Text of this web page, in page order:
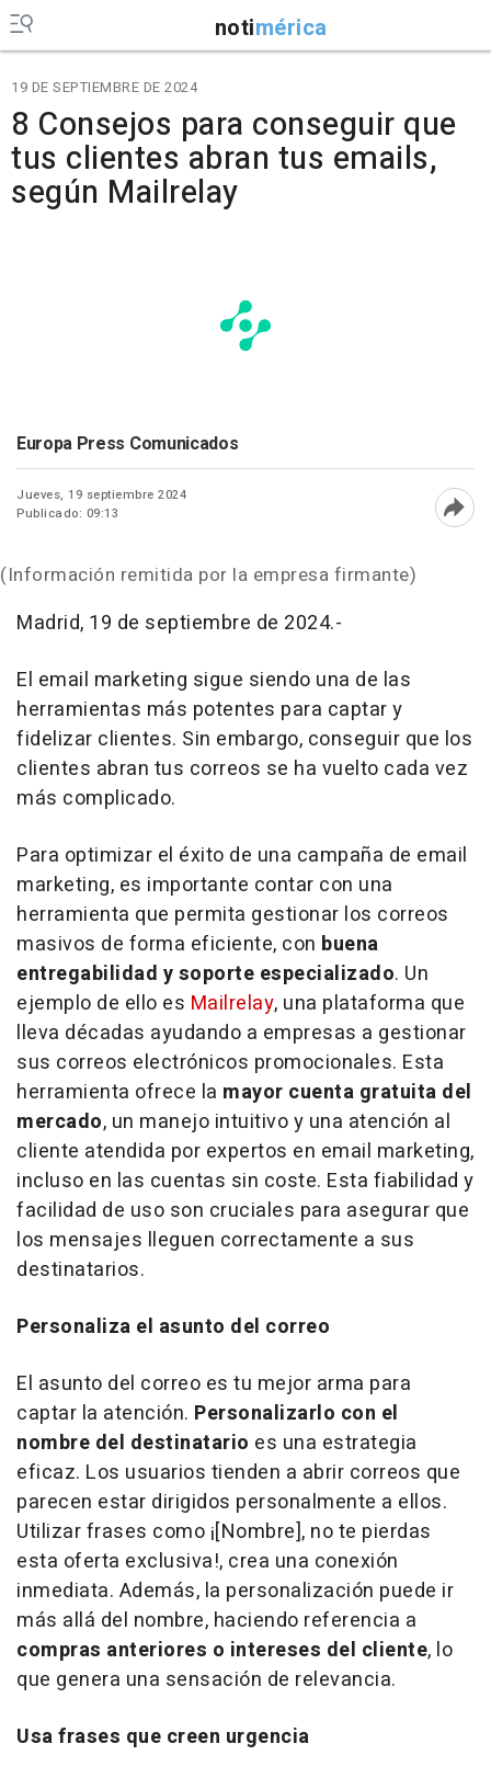
notimérica
19 DE SEPTIEMBRE DE 2024
8 Consejos para conseguir que
tus clientes abran tus emails,
según Mailrelay
Europa Press Comunicados
Jueves, 19 septiembre 2024
Publicado: 09:13
(Información remitida por la empresa firmante)
Madrid, 19 de septiembre de 2024.-
El email marketing sigue siendo una de las
herramientas más potentes para captar y
fidelizar clientes. Sin embargo, conseguir que los
clientes abran tus correos se ha vuelto cada vez
más complicado.
Para optimizar el éxito de una campaña de email
marketing, es importante contar con una
herramienta que permita gestionar los correos
masivos de forma eficiente, con buena
entregabilidad y soporte especializado. Un
ejemplo de ello es Mailrelay, una plataforma que
lleva décadas ayudando a empresas a gestionar
sus correos electrónicos promocionales. Esta
herramienta ofrece la mayor cuenta gratuita del
mercado, un manejo intuitivo y una atención al
cliente atendida por expertos en email marketing,
incluso en las cuentas sin coste. Esta fiabilidad y
facilidad de uso son cruciales para asegurar que
los mensajes lleguen correctamente a sus
destinatarios.
Personaliza el asunto del correo
El asunto del correo es tu mejor arma para
captar la atención. Personalizarlo con el
nombre del destinatario es una estrategia
eficaz. Los usuarios tienden a abrir correos que
parecen estar dirigidos personalmente a ellos.
Utilizar frases como ¡[Nombre], no te pierdas
esta oferta exclusiva!, crea una conexión
inmediata. Además, la personalización puede ir
más allá del nombre, haciendo referencia a
compras anteriores o intereses del cliente, lo
que genera una sensación de relevancia.
Usa frases que creen urgencia